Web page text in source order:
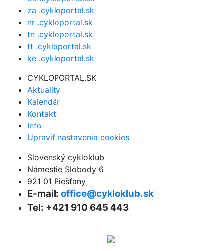
za .cykloportal.sk
nr .cykloportal.sk
tn .cykloportal.sk
tt .cykloportal.sk
ke .cykloportal.sk
CYKLOPORTAL.SK
Aktuality
Kalendár
Kontakt
Info
Upraviť nastavenia cookies
Slovenský cykloklub
Námestie Slobody 6
921 01 Piešťany
E-mail: office@cykloklub.sk
Tel: +421 910 645 443